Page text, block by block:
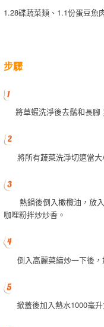
1.28碟蔬菜類、1.1份蛋豆魚
步驟
將草蝦洗淨後去鬚和長腳
將所有蔬菜洗淨切適當
熱鍋後倒入橄欖油，放
咖哩粉拌炒炒香。
倒入高麗菜續炒一下後
掀蓋後加入熱水1000毫